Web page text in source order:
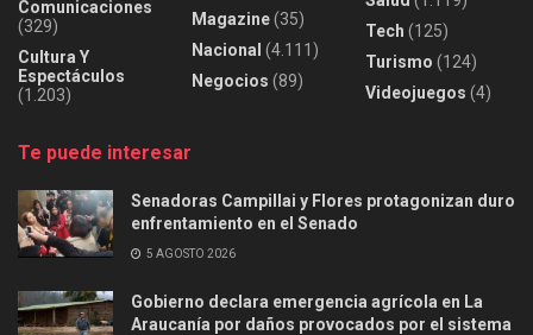
Comunicaciones
(329)
Cultura Y
Espectáculos
(1.203)
Magazine(35)
Nacional (4.111)
Negocios (89)
Tech (125)
Turismo (124)
Videojuegos (4)
Te puede interesar
Senadoras Campillai y Flores protagonizan duro
enfrentamiento en el Senado
5 AGOSTO 2026
Gobierno declara emergencia agrícola en La
Araucanía por daños provocados por el sistema